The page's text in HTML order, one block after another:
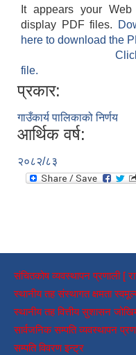
It appears your
display PDF files.
here to download the
file.
प्रकार:
गाउँकार्य पालिकाको निर्णय
आर्थिक वर्ष:
२०८२/८३
संचितकोष व्यवस्थापन प्रणाली [
स्थानीय तह संस्थागत क्षमता
स्थानीय तह वित्तीय सुशासन
सार्वजनिक सम्पति व्यवस्थापन
सम्पति विवरण इन्ट्र